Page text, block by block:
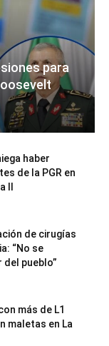
para
haber
de la PGR en
II
de cirugías
“No se
pueblo”
más de L1
maletas en La